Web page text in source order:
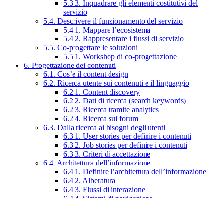
5.3.3. Inquadrare gli elementi costitutivi del
servizio
5.4. Descrivere il funzionamento del servizio
5.4.1. Mappare l’ecosistema
5.4.2. Rappresentare i flussi di servizio
5.5. Co-progettare le soluzioni
5.5.1. Workshop di co-progettazione
6. Progettazione dei contenuti
6.1. Cos’è il content design
6.2. Ricerca utente sui contenuti e il linguaggio
6.2.1. Content discovery
6.2.2. Dati di ricerca (search keywords)
6.2.3. Ricerca tramite analytics
6.2.4. Ricerca sui forum
6.3. Dalla ricerca ai bisogni degli utenti
6.3.1. User stories per definire i contenuti
6.3.2. Job stories per definire i contenuti
6.3.3. Criteri di accettazione
6.4. Architettura dell’informazione
6.4.1. Definire l’architettura dell’informazione
6.4.2. Alberatura
6.4.3. Flussi di interazione